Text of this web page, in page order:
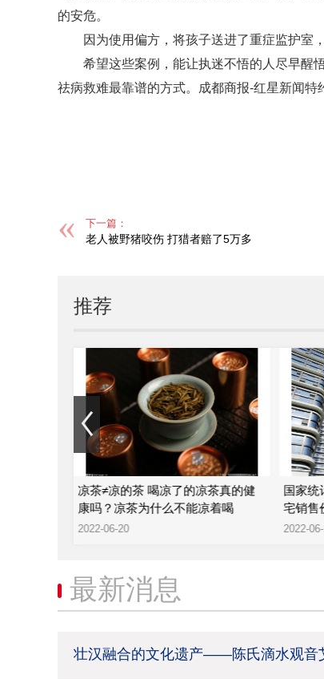
的安危。
因为使用偏方，将孩子送进了重症监护室
希望这些案例，能让执迷不悟的人尽早醒
祛病救难最靠谱的方式。成都商报-红星新闻特
下一篇：
老人被野猪咬伤 打猎者赔了5万多
推荐
凉茶≠凉的茶 喝凉了的凉茶真的健
康吗？凉茶为什么不能凉着喝
2022-06-20
国家统
宅销售
2022-
最新消息
壮汉融合的文化遗产——陈氏滴水观音